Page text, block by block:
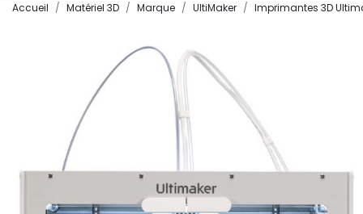
Accueil Matériel 3D Marque UltiMaker Imprimantes 3D